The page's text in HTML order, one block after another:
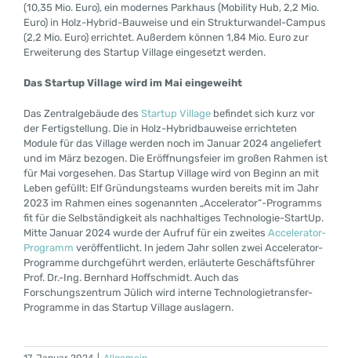
(10,35 Mio. Euro), ein modernes Parkhaus (Mobility Hub, 2,2 Mio.
Euro) in Holz-Hybrid-Bauweise und ein Strukturwandel-Campus
(2,2 Mio. Euro) errichtet. Außerdem können 1,84 Mio. Euro zur
Erweiterung des Startup Village eingesetzt werden.
Das Startup Village wird im Mai eingeweiht
Das Zentralgebäude des Startup Villagebefindet sich kurz vor
der Fertigstellung. Die in Holz-Hybridbauweise errichteten
Module für das Village werden noch im Januar 2024 angeliefert
und im März bezogen. Die Eröffnungsfeier im großen Rahmen ist
für Mai vorgesehen. Das Startup Village wird von Beginn an mit
Leben gefüllt: Elf Gründungsteams wurden bereits mit im Jahr
2023 im Rahmen eines sogenannten „Accelerator“-Programms
fit für die Selbständigkeit als nachhaltiges Technologie-StartUp.
Mitte Januar 2024 wurde der Aufruf für ein zweites Accelerator-
Programm veröffentlicht. In jedem Jahr sollen zwei Accelerator-
Programme durchgeführt werden, erläuterte Geschäftsführer
Prof. Dr.-Ing. Bernhard Hoffschmidt. Auch das
Forschungszentrum Jülich wird interne Technologietransfer-
Programme in das Startup Village auslagern.